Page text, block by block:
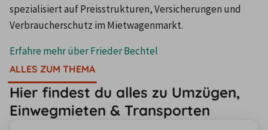
spezialisiert auf Preisstrukturen, Versicherungen und
Verbraucherschutz im Mietwagenmarkt.
Erfahre mehr überFrieder Bechtel
ALLES ZUM THEMA
Hier findest du alles zu Umzügen,
Einwegmieten & Transporten